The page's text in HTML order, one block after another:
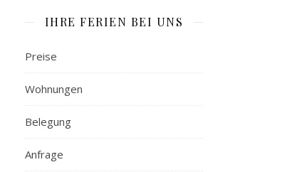
IHRE FERIEN BEI UNS
Preise
Wohnungen
Belegung
Anfrage